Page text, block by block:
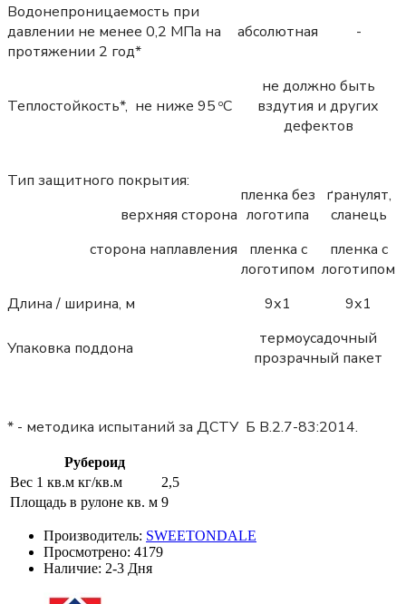
Водонепроницаемость при
давлении не менее 0,2 МПа на
протяжении 2 год*
абсолютная -
Теплостойкость*, не ниже 95 оС
не должно быть
вздутия и других
дефектов
Тип защитного покрытия:
верхняя сторона
сторона наплавления
пленка без
логотипа
пленка с
логотипом
ґранулят,
сланець
пленка с
логотипом
Длина / ширина, м
9х1 9х1
Упаковка поддона
термоусадочный
прозрачный пакет
* - методика испытаний за ДСТУ Б В.2.7-83:2014.
Рубероид
Вес 1 кв.м кг/кв.м
2,5
Площадь в рулоне кв. м 9
Производитель: SWEETONDALE
Просмотрено: 4179
Наличие: 2-3 Дня